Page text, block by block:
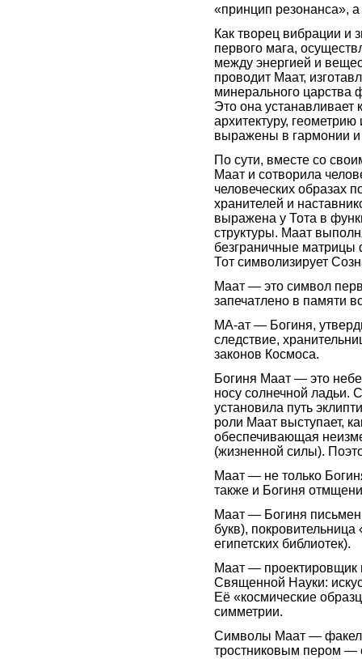
«принцип резонанса»,
Как творец вибрации и
первого мага,
между энергией и
проводит Маат,
минерального
Это она
архитектуру,
выражены в гармонии
По сути, вместе со
Маат и сотворила
человеческих образах
хранителей и
выражена у Тота в
структуры. Маат
безграничные
Тот символизирует
Маат — это символ
запечатлено в памяти
МА-ат — Богиня,
следствие,
законов Космоса.
Богиня Маат — это
носу солнечной ладьи.
установила путь
роли Маат выступает,
обеспечивающая
(жизненной силы).
Маат — не только
также и Богиня
Маат — Богиня
букв),
египетских библиотек).
Маат — проектировщик
Священной Науки:
Её «космические
симметрии.
Символы Маат — факел,
тростниковым пером —